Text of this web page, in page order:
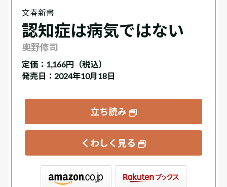
文春新書
認知症は病気ではない
奥野修司
定価： 1,166円（税込）
発売日：2024年10月18日
立ち読み
くわしく見る